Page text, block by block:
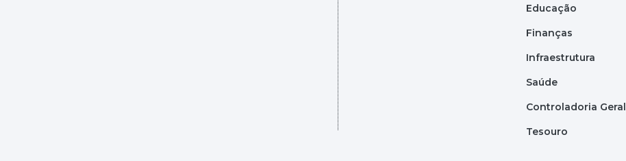
Educação
Finanças
Infraestrutura
Saúde
Controladoria Geral
Tesouro